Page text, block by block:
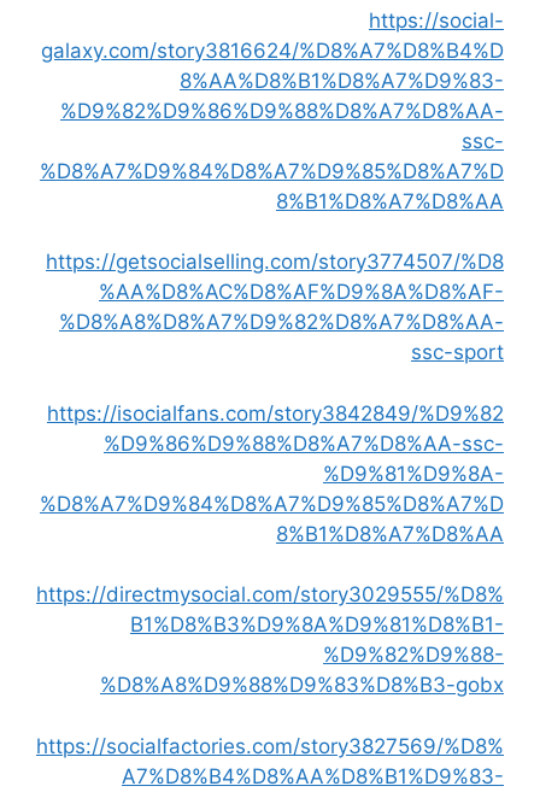
https://social-
galaxy.com/story3816624/%D8%A7%D8%B4%D
8%AA%D8%B1%D8%A7%D9%83-
%D9%82%D9%86%D9%88%D8%A7%D8%AA-
ssc-
%D8%A7%D9%84%D8%A7%D9%85%D8%A7%D
8%B1%D8%A7%D8%AA
https://getsocialselling.com/story3774507/%D8
%AA%D8%AC%D8%AF%D9%8A%D8%AF-
%D8%A8%D8%A7%D9%82%D8%A7%D8%AA-
ssc-sport
https://isocialfans.com/story3842849/%D9%82
%D9%86%D9%88%D8%A7%D8%AA-ssc-
%D9%81%D9%8A-
%D8%A7%D9%84%D8%A7%D9%85%D8%A7%D
8%B1%D8%A7%D8%AA
https://directmysocial.com/story3029555/%D8%
B1%D8%B3%D9%8A%D9%81%D8%B1-
%D9%82%D9%88-
%D8%A8%D9%88%D9%83%D8%B3-gobx
https://socialfactories.com/story3827569/%D8%
A7%D8%B4%D8%AA%D8%B1%D9%83-